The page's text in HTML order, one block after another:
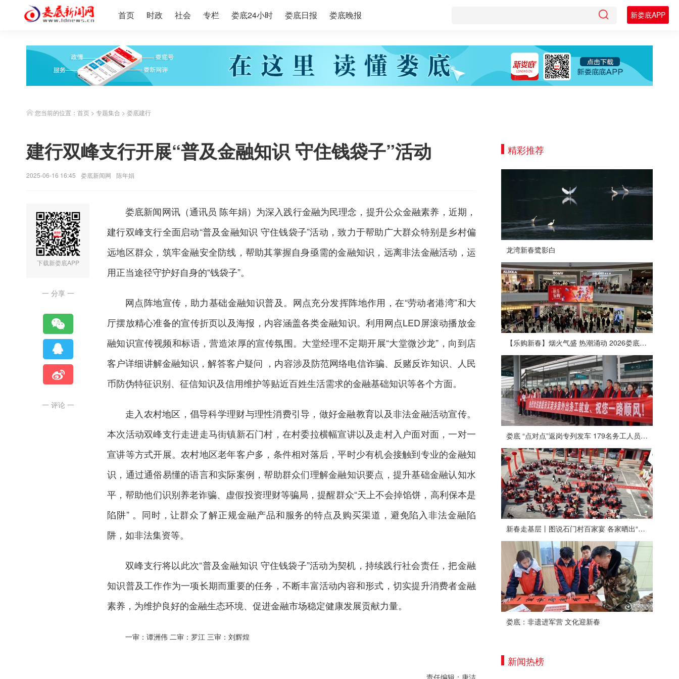
首页 时政 社会 专栏 娄底24小时 娄底日报 娄底晚报 新娄底APP
您当前的位置： 首页 > 专题集合 > 娄底建行
建行双峰支行开展“普及金融知识 守住钱袋子”活动
2025-06-16 16:45 娄底新闻网 陈年娟
下载新娄底APP
一 分享 一
一 评论 一
娄底新闻网讯（通讯员 陈年娟）为深入践行金融为民理念，提升公众金融素养，近期，
建行双峰支行全面启动“普及金融知识 守住钱袋子”活动，致力于帮助广大群众特别是乡村偏
远地区群众，筑牢金融安全防线，帮助其掌握自身亟需的金融知识，远离非法金融活动，运
用正当途径守护好自身的“钱袋子”。
网点阵地宣传，助力基础金融知识普及。网点充分发挥阵地作用，在“劳动者港湾”和大
厅摆放精心准备的宣传折页以及海报，内容涵盖各类金融知识。利用网点LED屏滚动播放金
融知识宣传视频和标语，营造浓厚的宣传氛围。大堂经理不定期开展“大堂微沙龙”，向到店
客户详细讲解金融知识，解答客户疑问 ，内容涉及防范网络电信诈骗、反赌反诈知识、人民
币防伪特征识别、征信知识及信用维护等贴近百姓生活需求的金融基础知识等各个方面。
走入农村地区，倡导科学理财与理性消费引导，做好金融教育以及非法金融活动宣传。
本次活动双峰支行走进走马街镇新石门村，在村委拉横幅宣讲以及走村入户面对面，一对一
宣讲等方式开展。农村地区老年客户多，条件相对落后，平时少有机会接触到专业的金融知
识，通过通俗易懂的语言和实际案例，帮助群众们理解金融知识要点，提升基础金融认知水
平，帮助他们识别养老诈骗、虚假投资理财等骗局，提醒群众“天上不会掉馅饼，高利保本是
陷阱” 。同时，让群众了解正规金融产品和服务的特点及购买渠道，避免陷入非法金融陷
阱，如非法集资等。
双峰支行将以此次“普及金融知识 守住钱袋子”活动为契机，持续践行社会责任，把金融
知识普及工作作为一项长期而重要的任务，不断丰富活动内容和形式，切实提升消费者金融
素养，为维护良好的金融生态环境、促进金融市场稳定健康发展贡献力量。
一审：谭洲伟 二审：罗江 三审：刘辉煌
责任编辑：唐洁
精彩推荐
龙湾新春鹭影白
【乐购新春】烟火气盛 热潮涌动 2026娄底春节消费市场喜迎“开门红”
娄底 “点对点”返岗专列发车 179名务工人员免费赴沪
新春走基层丨图说石门村百家宴 各家晒出“拿手菜”
娄底：非遗进军营 文化迎新春
新闻热榜